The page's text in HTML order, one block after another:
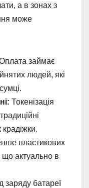
а в зонах з
може
займає
людей, які
Токенізація
пластикових
що актуально в
заряду батареї